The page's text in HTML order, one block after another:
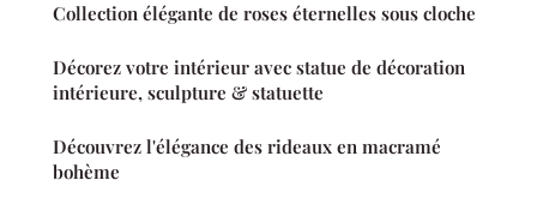
Collection élégante de roses éternelles sous cloche
Décorez votre intérieur avec statue de décoration
intérieure, sculpture & statuette
Découvrez l'élégance des rideaux en macramé
bohème